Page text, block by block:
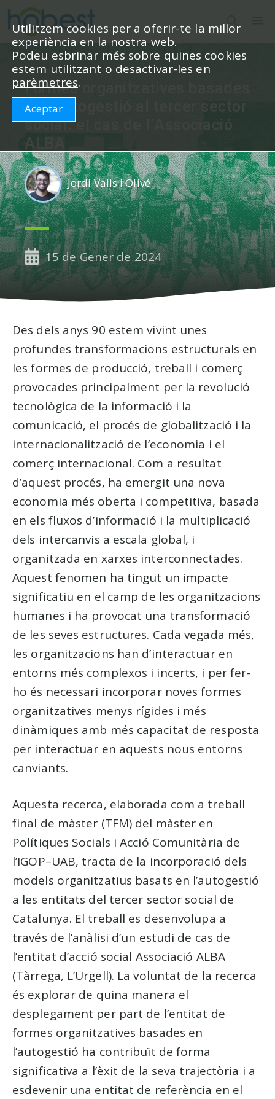
Vés
al
contingut
Formes organitzatives basades
en l’autogestió al tercer sector
social: el cas de l’Associació
ALBA
Jordi Valls i Olivé
15 de Gener de 2024
Des dels anys 90 estem vivint unes
profundes transformacions estructurals en
les formes de producció, treball i comerç
provocades principalment per la revolució
tecnològica de la informació i la
comunicació, el procés de globalització i la
internacionalització de l’economia i el
comerç internacional. Com a resultat
d’aquest procés, ha emergit una nova
economia més oberta i competitiva, basada
en els fluxos d’informació i la multiplicació
dels intercanvis a escala global, i
organitzada en xarxes interconnectades.
Aquest fenomen ha tingut un impacte
significatiu en el camp de les organitzacions
humanes i ha provocat una transformació
de les seves estructures. Cada vegada més,
les organitzacions han d’interactuar en
entorns més complexos i incerts, i per fer-
ho és necessari incorporar noves formes
organitzatives menys rígides i més
dinàmiques amb més capacitat de resposta
per interactuar en aquests nous entorns
canviants.
Aquesta recerca, elaborada com a treball
final de màster (TFM) del màster en
Polítiques Socials i Acció Comunitària de
l’IGOP–UAB, tracta de la incorporació dels
models organitzatius basats en l’autogestió
a les entitats del tercer sector social de
Catalunya. El treball es desenvolupa a
través de l’anàlisi d’un estudi de cas de
l’entitat d’acció social Associació ALBA
(Tàrrega, L’Urgell). La voluntat de la recerca
és explorar de quina manera el
desplegament per part de l’entitat de
formes organitzatives basades en
l’autogestió ha contribuït de forma
significativa a l’èxit de la seva trajectòria i a
esdevenir una entitat de referència en el
Utilitzem cookies per a oferir-te la millor
experiència en la nostra web.
Podeu esbrinar més sobre quines cookies
estem utilitzant o desactivar-les en
parèmetres.
Aceptar